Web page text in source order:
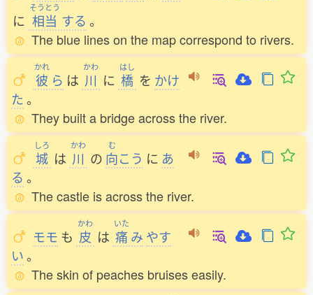
に
そうとう
相当 する 。
The blue lines on the map correspond to rivers.
かれ
彼 ら は
かわ
川 に
はし
橋 を かけ
た。
They built a bridge across the river.
しろ
城 は
かわ
川 の
む
向こう に あ
る 。
The castle is across the river.
モモ も
かわ
皮 は
いた
痛 み やす
い。
The skin of peaches bruises easily.